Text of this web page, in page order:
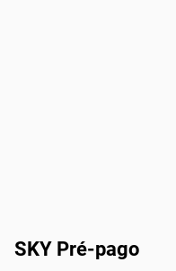
SKY Pré-pago